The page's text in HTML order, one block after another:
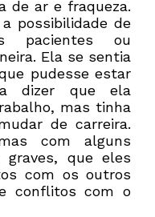
de ar e fraqueza.
possibilidade de
pacientes ou
Ela se sentia
pudesse estar
dizer que ela
mas tinha
de carreira.
com alguns
que eles
com os outros
conflitos com o